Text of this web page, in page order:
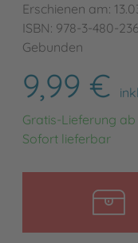
Erschienen am:
ISBN: 978-3-480-
Gebunden
9,99 €
Gratis-Lieferung ab
Sofort lieferbar